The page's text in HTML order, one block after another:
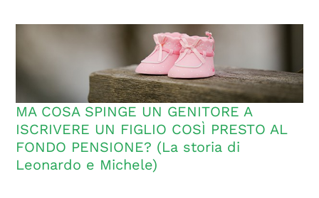
MA COSA SPINGE UN GENITORE A
ISCRIVERE UN FIGLIO COSÌ PRESTO AL
FONDO PENSIONE? (La storia di
Leonardo e Michele)